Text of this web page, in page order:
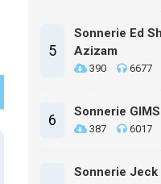
5
Sonnerie Ed
Azizam
390 6677
6 Sonnerie
387 6017
Sonnerie Jeck